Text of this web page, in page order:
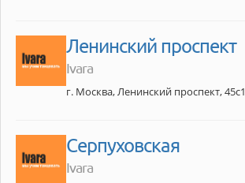
Ленинский проспект
Ivara
г. Москва, Ленинский проспект, 45с1
Серпуховская
Ivara